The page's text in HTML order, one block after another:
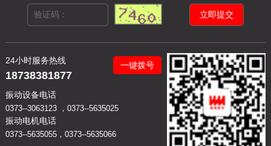
24小时服务热线
18738381877
一键拨号
振动设备电话
0373--3063123 ，0373--5635025
振动电机电话
0373--5635055，0373--5635066